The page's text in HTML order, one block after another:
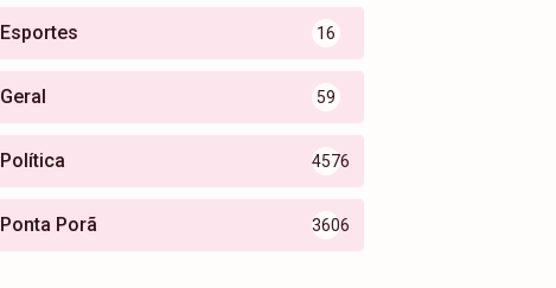
Esportes 16
Geral 59
Política 4576
Ponta Porã 3606